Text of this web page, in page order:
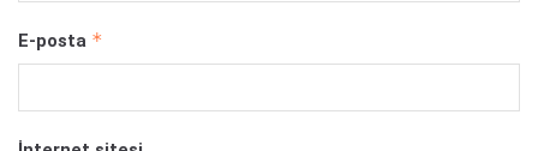
E-posta *